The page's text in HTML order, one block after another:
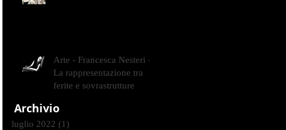
Arte - Francesca Nesteri -
La rappresentazione tra
ferite e sovrastrutture
Archivio
luglio 2022 (1)